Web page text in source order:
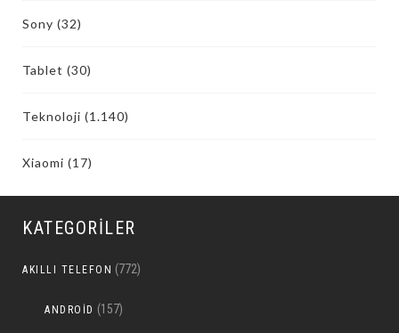
Sony (32)
Tablet (30)
Teknoloji (1.140)
Xiaomi (17)
KATEGORILER
AKILLI TELEFON (772)
ANDROID (157)